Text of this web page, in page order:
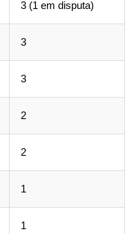
3 (1 em disputa)
3
3
2
2
1
1